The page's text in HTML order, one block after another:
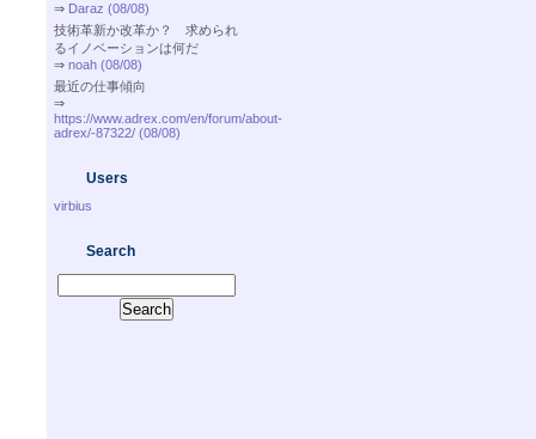
⇒ Daraz (08/08)
技術革新か改革か？ 求められ
るイノベーションは何だ
⇒ noah (08/08)
最近の仕事傾向
⇒
https://www.adrex.com/en/forum/about-
adrex/-87322/ (08/08)
Users
virbius
Search